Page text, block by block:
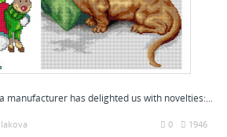
manufacturer has delighted us with novelties:...
1946
0